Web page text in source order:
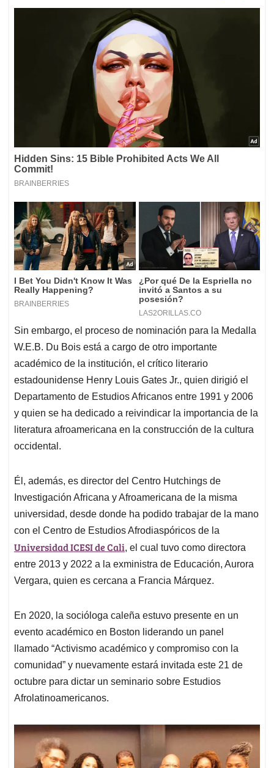
Sin embargo, el proceso de nominación para la Medalla
W.E.B. Du Bois está a cargo de otro importante
académico de la institución, el crítico literario
estadounidense Henry Louis Gates Jr., quien dirigió el
Departamento de Estudios Africanos entre 1991 y 2006
y quien se ha dedicado a reivindicar la importancia de la
literatura afroamericana en la construcción de la cultura
occidental.
Él, además, es director del Centro Hutchings de
Investigación Africana y Afroamericana de la misma
universidad, desde donde ha podido trabajar de la mano
con el Centro de Estudios Afrodiaspóricos de la
Universidad ICESI de Cali, el cual tuvo como directora
entre 2013 y 2022 a la exministra de Educación, Aurora
Vergara, quien es cercana a Francia Márquez.
En 2020, la socióloga caleña estuvo presente en un
evento académico en Boston liderando un panel
llamado “Activismo académico y compromiso con la
comunidad” y nuevamente estará invitada este 21 de
octubre para dictar un seminario sobre Estudios
Afrolatinoamericanos.